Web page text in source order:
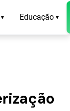
▾ Educação ▾